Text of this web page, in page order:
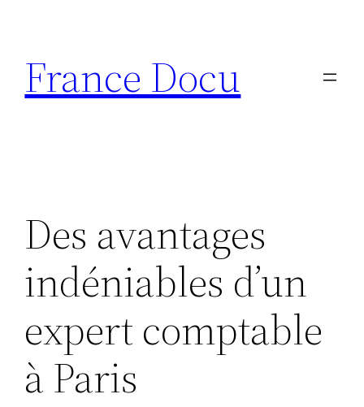
contenu
France Docu
Des avantages
indéniables d’un
expert comptable
à Paris